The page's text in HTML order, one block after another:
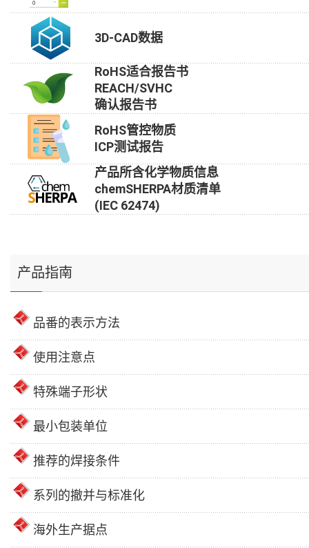
3D-CAD数据
RoHS适合报告书
REACH/SVHC
确认报告书
RoHS管控物质
ICP测试报告
产品所含化学物质信息
chemSHERPA材质清单
(IEC 62474)
产品指南
品番的表示方法
使用注意点
特殊端子形状
最小包装单位
推荐的焊接条件
系列的撤并与标准化
海外生产据点